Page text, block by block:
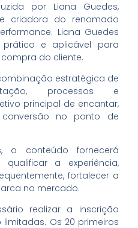
por Liana Guedes,
criadora do renomado
Liana Guedes
e aplicável para
do cliente.
estratégica de
processos e
principal de encantar,
no ponto de
o conteúdo fornecerá
a experiência,
fortalecer a
no mercado.
realizar a inscrição
Os 20 primeiros